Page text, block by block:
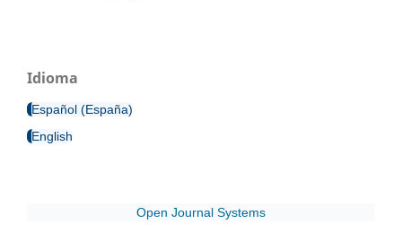
Idioma
Español (España)
English
Open Journal Systems